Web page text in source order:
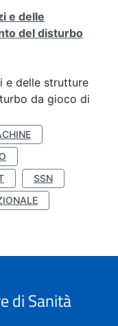
e delle
del disturbo
e delle strutture
da gioco di
SSN
di Sanità